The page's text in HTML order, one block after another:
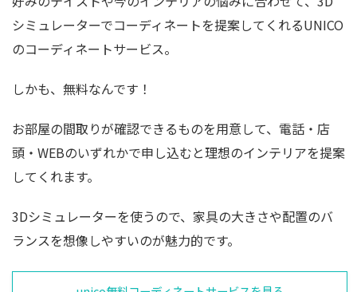
シミュレーターでコーディネートを提案してくれるUNICO
のコーディネートサービス。
しかも、無料なんです！
お部屋の間取りが確認できるものを用意して、電話・店
頭・WEBのいずれかで申し込むと理想のインテリアを提案
してくれます。
3Dシミュレーターを使うので、家具の大きさや配置のバ
ランスを想像しやすいのが魅力的です。